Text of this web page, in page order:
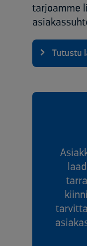
tarjoamme
Tutustu